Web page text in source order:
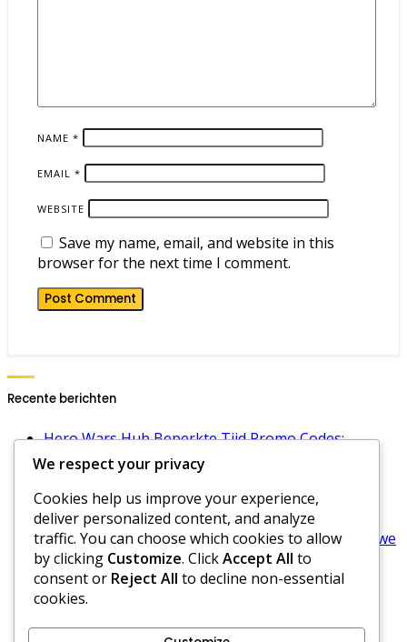
NAME *
EMAIL *
WEBSITE
Save my name, email, and website in this
browser for the next time I comment.
Recente berichten
Hero Wars Hub Beperkte Tijd Promo Codes:
Speciale evenementen, Unieke beloningen,
Beschikbaarheid
Hero Wars Dominion Era Energiecodes: Laatste
codes, Gebruik, Voordelen
Hero Wars Hub Smaragden Promotiecodes: Nieuwe
codes, Vervaldatums, Inwisselingsproces
Hero Wars Hub Promotiecodes Voor Gilden:
Gildevoordelen, Activatie, Beloningen
We respect your privacy
Cookies help us improve your experience,
deliver personalized content, and analyze
traffic. You can choose which cookies to allow
by clicking Customize. ClickAccept All to
consent or Reject All to decline non-essential
cookies.